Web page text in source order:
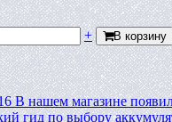
+ В корзину
В нашем магазине
гид по выбору